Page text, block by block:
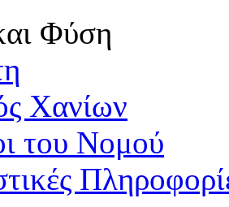
Φύση
Χανίων
του Νομού